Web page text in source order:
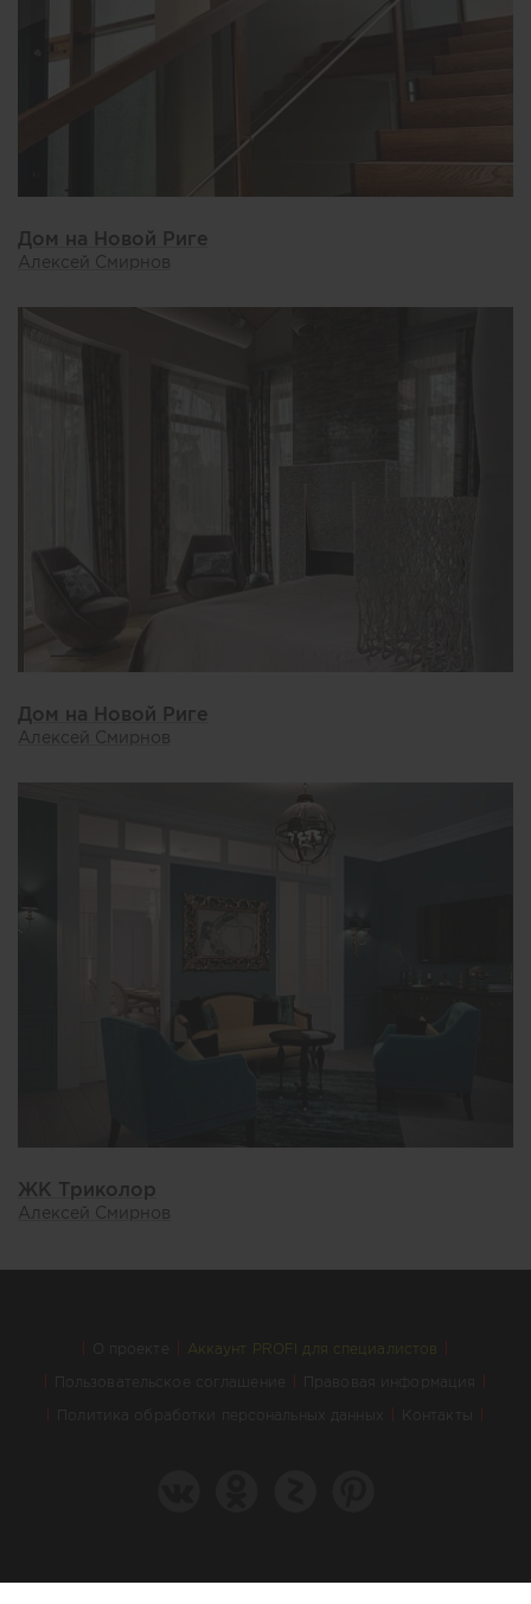
Дом на Новой Риге
Алексей Смирнов
Дом на Новой Риге
Алексей Смирнов
ЖК Триколор
Алексей Смирнов
О проекте Аккаунт PROFI для специалистов
Пользовательское соглашение Правовая информация
Политика обработки персональных данных Контакты